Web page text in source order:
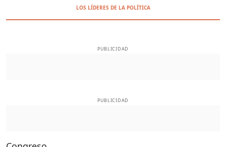
LOS LÍDERES DE LA POLÍTICA
PUBLICIDAD
PUBLICIDAD